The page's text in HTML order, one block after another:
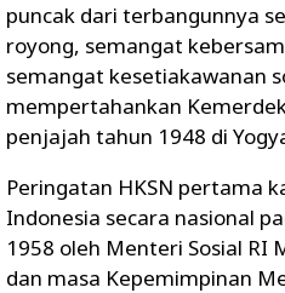
puncak dari terbangunnya
royong, semangat
semangat kesetiakawanan
mempertahankan
penjajah tahun 1948 di
Peringatan HKSN pertama
Indonesia secara nasional
1958 oleh Menteri Sosial RI
dan masa Kepemimpinan